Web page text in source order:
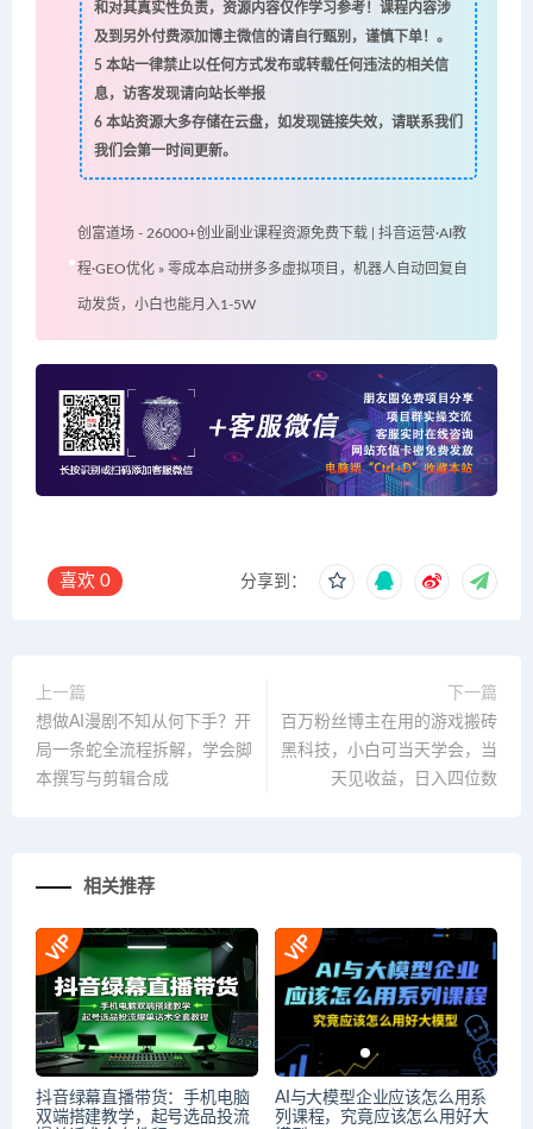
和对其真实性负责，资源内容仅作学习参考！课程内容涉
及到另外付费添加博主微信的请自行甄别，谨慎下单！。
5本站一律禁止以任何方式发布或转载任何违法的相关信
息，访客发现请向站长举报
6本站资源大多存储在云盘，如发现链接失效，请联系我们
我们会第一时间更新。
创富道场 - 26000+创业副业课程资源免费下载 | 抖音运营·AI教
程·GEO优化 » 零成本启动拼多多虚拟项目，机器人自动回复自
动发货，小白也能月入1-5W
喜欢 0 分享到：
上一篇
想做AI漫剧不知从何下手？开
局一条蛇全流程拆解，学会脚
本撰写与剪辑合成
下一篇
百万粉丝博主在用的游戏搬砖
黑科技，小白可当天学会，当
天见收益，日入四位数
相关推荐
抖音绿幕直播带货：手机电脑
双端搭建教学，起号选品投流
AI与大模型企业应该怎么用系
列课程，究竟应该怎么用好大